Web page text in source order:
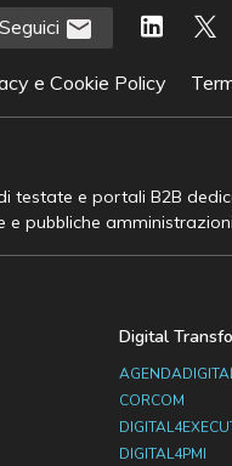
Seguici
e Cookie Policy
testate e portali B2B
pubbliche
Digital
CORCOM
DIGITAL4PMI